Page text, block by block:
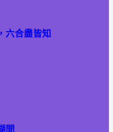
六合盡皆知
間